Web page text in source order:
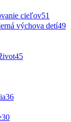
cieľov51
výchova detí49
45
36
30